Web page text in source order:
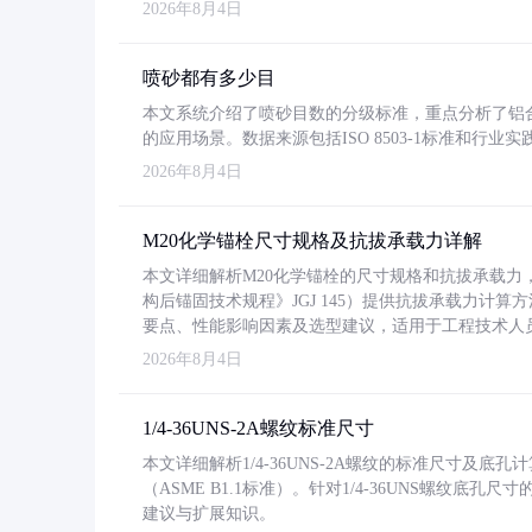
2026年8月4日
喷砂都有多少目
本文系统介绍了喷砂目数的分级标准，重点分析了
的应用场景。数据来源包括ISO 8503-1标准和行业
2026年8月4日
M20化学锚栓尺寸规格及抗拔承载力详解
本文详细解析M20化学锚栓的尺寸规格和抗拔承载
构后锚固技术规程》JGJ 145）提供抗拔承载力计算
要点、性能影响因素及选型建议，适用于工程技术人
2026年8月4日
1/4-36UNS-2A螺纹标准尺寸
本文详细解析1/4-36UNS-2A螺纹的标准尺寸及底孔
（ASME B1.1标准）。针对1/4-36UNS螺纹底孔尺
建议与扩展知识。